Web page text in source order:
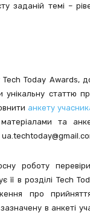
заданій темі –
Today Awards,
унікальну статтю
анкету
та
роботу
її в розділі Tech
про
в анкеті